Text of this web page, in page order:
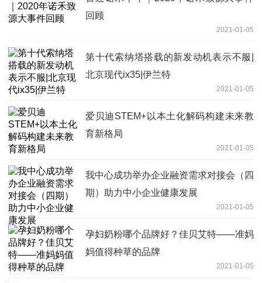
回顾
2021-01-05
第十代索纳塔搭载的新发动机表示不服|
北京现代ix35|伊兰特
2021-01-05
爱贝迪STEM+以本土化解码构建未来教
育新格局
2021-01-05
我中心成功举办企业融资需求对接会（四
期）助力中小企业健康发展
2021-01-05
孕妇奶粉哪个品牌好？佳贝艾特——准妈
妈值得种草的品牌
2021-01-05